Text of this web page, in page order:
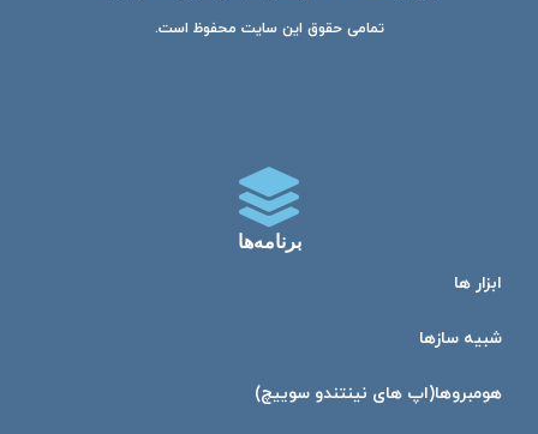
تمامی حقوق این سایت محفوظ است.
برنامه‌ها
ابزار ها
شبیه ساز‌ها
هومبرو‌ها(اپ های نینتندو سوییچ)